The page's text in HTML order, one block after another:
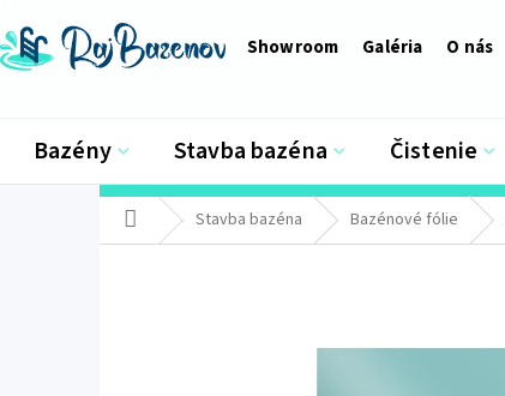
na
obsah
Showroom Galéria O nás
Bazény Stavba bazéna Čistenie
DomovStavba bazéna Bazénové fólie